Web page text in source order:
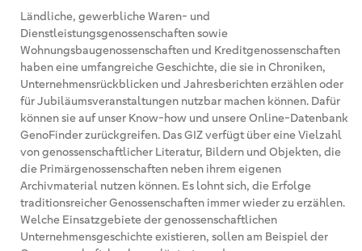
Ländliche, gewerbliche Waren- und
Dienstleistungsgenossenschaften sowie
Wohnungsbaugenossenschaften und Kreditgenossenschaften
haben eine umfangreiche Geschichte, die sie in Chroniken,
Unternehmensrückblicken und Jahresberichten erzählen oder
für Jubiläumsveranstaltungen nutzbar machen können. Dafür
können sie auf unser Know-how und unsere Online-Datenbank
GenoFinder zurückgreifen. Das GIZ verfügt über eine Vielzahl
von genossenschaftlicher Literatur, Bildern und Objekten, die
die Primärgenossenschaften neben ihrem eigenen
Archivmaterial nutzen können. Es lohnt sich, die Erfolge
traditionsreicher Genossenschaften immer wieder zu erzählen.
Welche Einsatzgebiete der genossenschaftlichen
Unternehmensgeschichte existieren, sollen am Beispiel der